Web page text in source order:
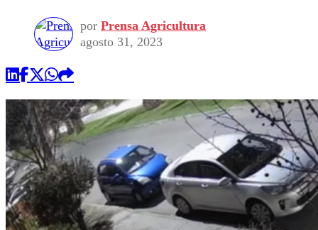
Otros Deportes
Seleccion Chilena
Torneo Internacional
Universidad de Chile
Dato Practico
Economía
Internacional
Sustentabilidad
Publicaciones en medios
Opinión
por Prensa Agricultura
agosto 31, 2023